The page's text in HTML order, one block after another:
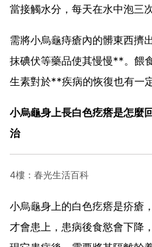
當接觸水分，每天在水中泡三
需將小烏龜痔瘡內的髒東西擠
抹碘伏等藥品使其慢慢**。餵
生素對於**疾病的恢復也有一
小烏龜身上長白色疙瘩是怎麼
治
4樓：春光生活百科
小烏龜身上的白色疙瘩是疥瘡
才會患上，患病後食慾會下降